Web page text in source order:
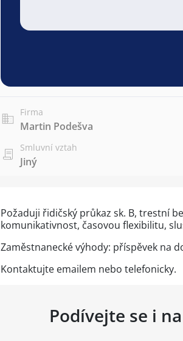
Firma
Martin Podešva
Smluvní vztah
Jiný
Požaduji řidičský průkaz sk. B, trestní
komunikativnost, časovou flexibilitu,
Zaměstnanecké výhody: příspěvek na
Kontaktujte emailem nebo telefonicky.
Podívejte se i